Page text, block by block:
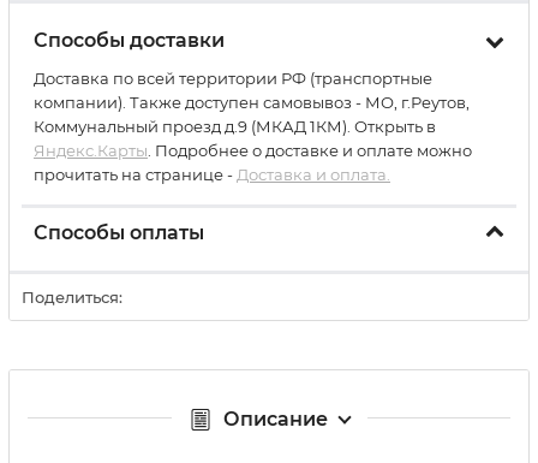
Способы доставки
Доставка по всей территории РФ (транспортные
компании). Также доступен самовывоз - МО, г.Реутов,
Коммунальный проезд д.9 (МКАД 1КМ). Открыть в
Яндекс.Карты . Подробнее о доставке и оплате можно
прочитать на странице - Доставка и оплата.
Способы оплаты
Поделиться:
Описание